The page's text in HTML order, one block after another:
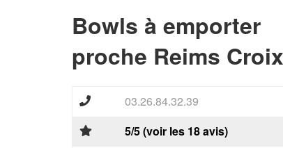
Bowls à emporter
proche Reims
03.26.84.32.39
5/5 (voir les 18 avis)